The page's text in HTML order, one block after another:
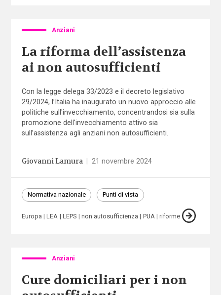
Anziani
La riforma dell’assistenza
ai non autosufficienti
Con la legge delega 33/2023 e il decreto legislativo
29/2024, l’Italia ha inaugurato un nuovo approccio alle
politiche sull'invecchiamento, concentrandosi sia sulla
promozione dell'invecchiamento attivo sia
sull’assistenza agli anziani non autosufficienti.
Giovanni Lamura 21 novembre 2024
Normativa nazionale Punti di vista
Europa LEA LEPS non autosufficienza PUA riforme
Anziani
Cure domiciliari per i non